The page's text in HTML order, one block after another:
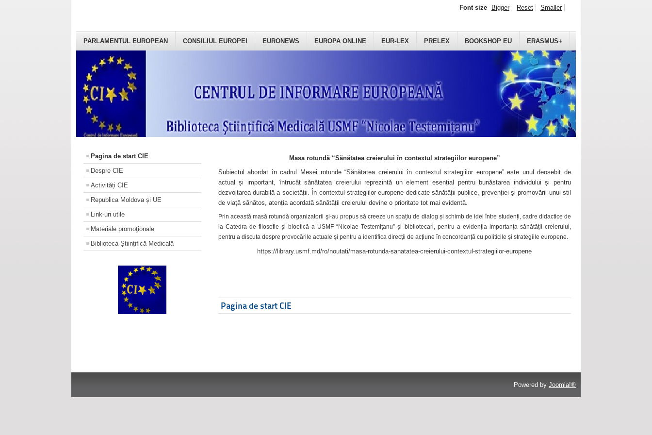
PARLAMENTUL EUROPEAN CONSILIUL EUROPEI EURONEWS EUROPA ONLINE EUR-LEX PRELEX BOOKSHOP EU ERASMUS+
Font size Bigger Reset Smaller
Pagina de start CIE
Despre CIE
Activități CIE
Republica Moldova și UE
Link-uri utile
Materiale promoţionale
Biblioteca Științifică Medicală
Masa rotundă “Sănătatea creierului în contextul strategiilor europene”
Subiectul abordat în cadrul Mesei rotunde “Sănătatea creierului în contextul strategiilor europene” este unul deosebit de
actual și important, întrucât sănătatea creierului reprezintă un element esențial pentru bunăstarea individului și pentru
dezvoltarea durabilă a societății. În contextul strategiilor europene dedicate sănătății publice, prevenției și promovării unui stil
de viață sănătos, atenția acordată sănătății creierului devine o prioritate tot mai evidentă.
Prin această masă rotundă organizatorii şi-au propus să creeze un spațiu de dialog și schimb de idei între studenți, cadre didactice de
la Catedra de filosofie și bioetică a USMF “Nicolae Testemițanu” și bibliotecari, pentru a evidenția importanța sănătății creierului,
pentru a discuta despre provocările actuale și pentru a identifica direcții de acțiune în concordanță cu politicile și strategiile europene.
https://library.usmf.md/ro/noutati/masa-rotunda-sanatatea-creierului-contextul-strategiilor-europene
Pagina de start CIE
Powered by Joomla!®